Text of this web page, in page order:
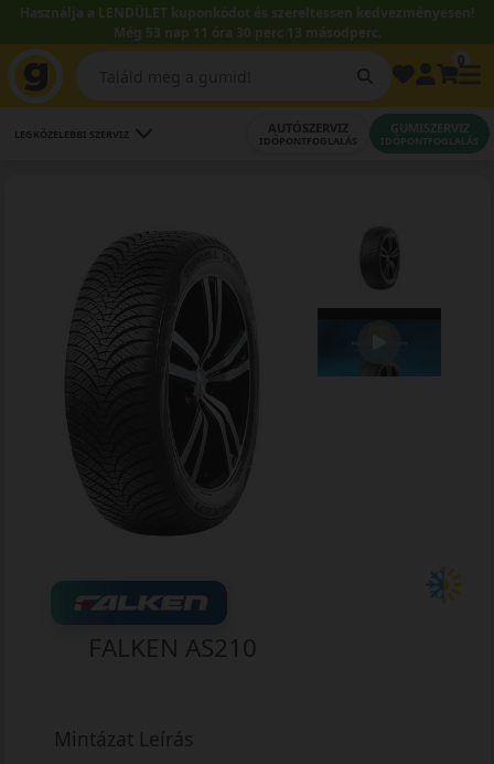
Használja a LENDÜLET kuponkódot és szereltessen kedvezményesen!
Még 53 nap 11 óra 30 perc 12 másodperc.
LEGKÖZELEBBI SZERVIZ AUTÓSZERVIZ
IDŐPONTFOGLALÁS
GUMISZERVIZ
IDŐPONTFOGLALÁS
FALKEN AS210
Mintázat Leírás